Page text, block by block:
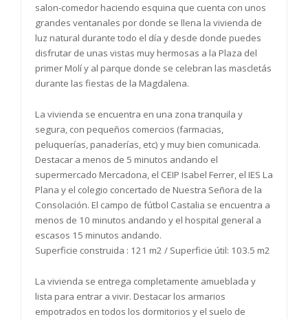
salon-comedor haciendo esquina que cuenta con unos
grandes ventanales por donde se llena la vivienda de
luz natural durante todo el día y desde donde puedes
disfrutar de unas vistas muy hermosas a la Plaza del
primer Molí y al parque donde se celebran las mascletás
durante las fiestas de la Magdalena.
La vivienda se encuentra en una zona tranquila y
segura, con pequeños comercios (farmacias,
peluquerías, panaderías, etc) y muy bien comunicada.
Destacar a menos de 5 minutos andando el
supermercado Mercadona, el CEIP Isabel Ferrer, el IES La
Plana y el colegio concertado de Nuestra Señora de la
Consolación. El campo de fútbol Castalia se encuentra a
menos de 10 minutos andando y el hospital general a
escasos 15 minutos andando.
Superficie construida : 121 m2 / Superficie útil: 103.5 m2
La vivienda se entrega completamente amueblada y
lista para entrar a vivir. Destacar los armarios
empotrados en todos los dormitorios y el suelo de